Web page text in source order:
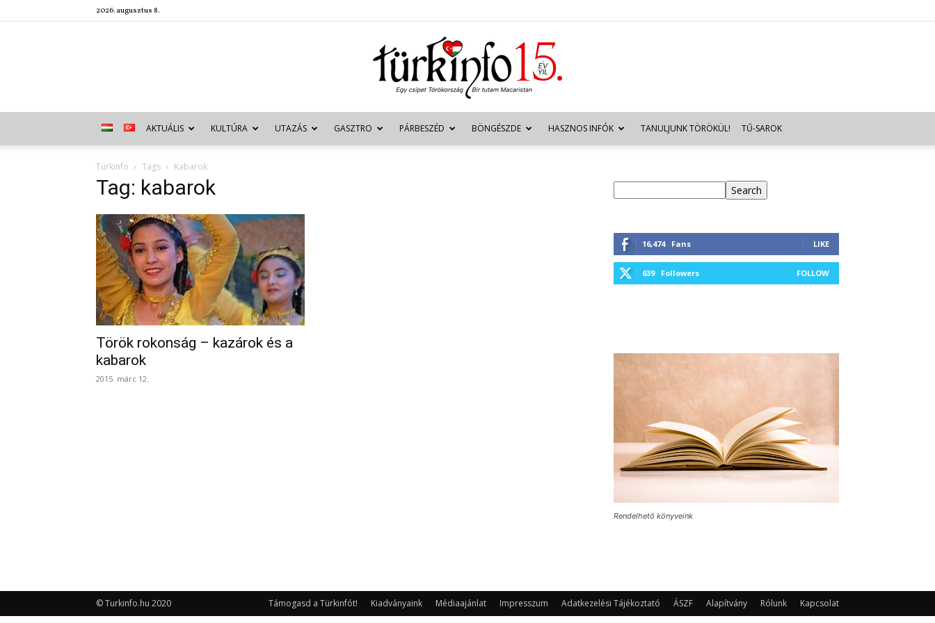
2026. augusztus 8.
Türkinfo
AKTUÁLIS KULTÚRA UTAZÁS GASZTRO PÁRBESZÉD BÖNGÉSZDE HASZNOS INFÓK TANULJUNK TÖRÖKÜL! TŰ-SAROK
Türkinfo Tags Kabarok
Tag: kabarok
Török rokonság – kazárok és a
kabarok
2015. márc 12.
Search
16,474 Fans LIKE
639 Followers FOLLOW
Rendelhető könyveink
Támogasd a Türkinfót! Kiadványaink Médiaajánlat Impresszum Adatkezelési Tájékoztató ÁSZF Alapítvány Rólunk Kapcsolat
© Turkinfo.hu 2020